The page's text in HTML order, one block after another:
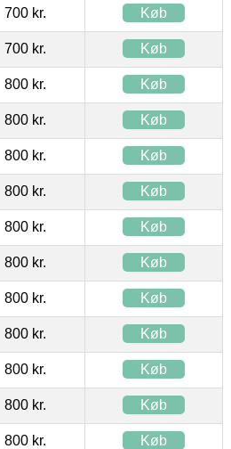
700 kr. Køb
700 kr. Køb
800 kr. Køb
800 kr. Køb
800 kr. Køb
800 kr. Køb
800 kr. Køb
800 kr. Køb
800 kr. Køb
800 kr. Køb
800 kr. Køb
800 kr. Køb
800 kr. Køb